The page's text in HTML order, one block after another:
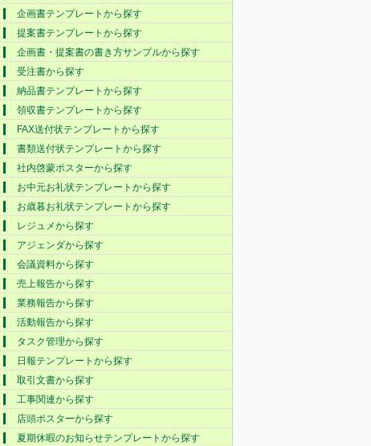
企画書テンプレートから探す
提案書テンプレートから探す
企画書・提案書の書き方サンプルから探す
受注書から探す
納品書テンプレートから探す
領収書テンプレートから探す
FAX送付状テンプレートから探す
書類送付状テンプレートから探す
社内啓蒙ポスターから探す
お中元お礼状テンプレートから探す
お歳暮お礼状テンプレートから探す
レジュメから探す
アジェンダから探す
会議資料から探す
売上報告から探す
業務報告から探す
活動報告から探す
タスク管理から探す
日報テンプレートから探す
取引文書から探す
工事関連から探す
店頭ポスターから探す
夏期休暇のお知らせテンプレートから探す